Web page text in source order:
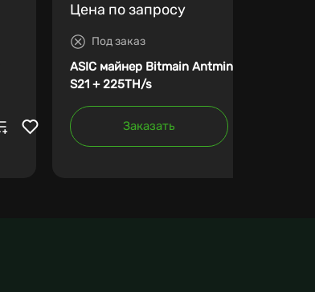
Цена по запросу
Под заказ
ASIC майнер Bitmain Antminer
S21 + 225TH/s
Заказать